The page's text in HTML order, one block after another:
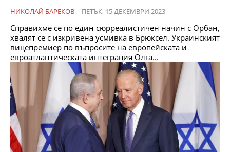
НИКОЛАЙ БАРЕКОВ - ПЕТЪК, 15 ДЕКЕМВРИ 2023
Справихме се по един сюрреалистичен начин с Орбан,
хвалят се с изкривена усмивка в Брюксел. Украинският
вицепремиер по въпросите на европейската и
евроатлантическата интеграция Олга...